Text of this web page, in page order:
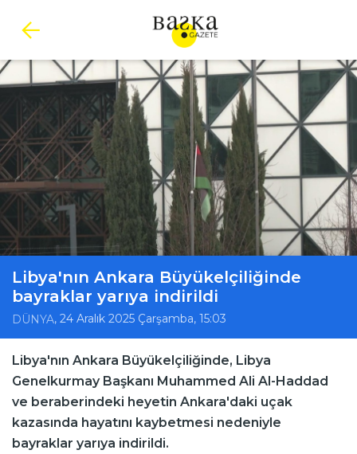
Libya'nın Ankara Büyükelçiliğinde
bayraklar yarıya indirildi
DÜNYA, 24 Aralık 2025 Çarşamba, 15:03
Libya'nın Ankara Büyükelçiliğinde, Libya
Genelkurmay Başkanı Muhammed Ali Al-Haddad
ve beraberindeki heyetin Ankara'daki uçak
kazasında hayatını kaybetmesi nedeniyle
bayraklar yarıya indirildi.